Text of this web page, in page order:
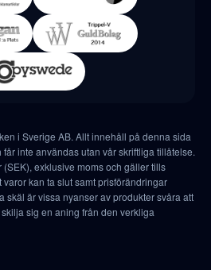
i Sverige AB. Allt innehåll på denna sida
inte användas utan vår skriftliga tillåtelse.
exklusive moms och gäller tills
kan ta slut samt prisförändringar
skäl är vissa nyanser av produkter svåra att
sig en aning från den verkliga